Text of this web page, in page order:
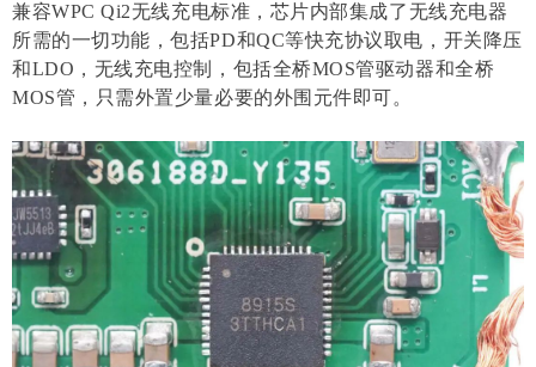
兼容WPC Qi2无线充电标准，芯片内部集成了无线充电器
所需的一切功能，包括PD和QC等快充协议取电，开关降压
和LDO，无线充电控制，包括全桥MOS管驱动器和全桥
MOS管，只需外置少量必要的外围元件即可。